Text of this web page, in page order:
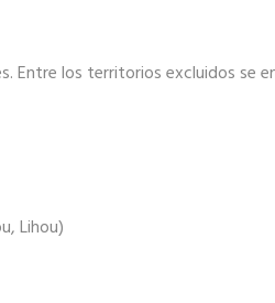
Entre los territorios excluidos se
Lihou)